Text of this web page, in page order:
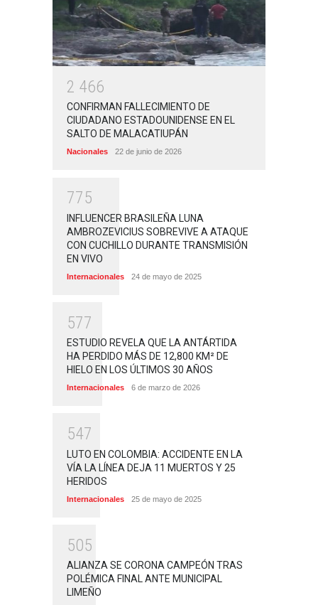
2 466
CONFIRMAN FALLECIMIENTO DE
CIUDADANO ESTADOUNIDENSE EN EL
SALTO DE MALACATIUPÁN
Nacionales 22 de junio de 2026
775
INFLUENCER BRASILEÑA LUNA
AMBROZEVICIUS SOBREVIVE A ATAQUE
CON CUCHILLO DURANTE TRANSMISIÓN
EN VIVO
Internacionales 24 de mayo de 2025
577
ESTUDIO REVELA QUE LA ANTÁRTIDA
HA PERDIDO MÁS DE 12,800 KM² DE
HIELO EN LOS ÚLTIMOS 30 AÑOS
Internacionales 6 de marzo de 2026
547
LUTO EN COLOMBIA: ACCIDENTE EN LA
VÍA LA LÍNEA DEJA 11 MUERTOS Y 25
HERIDOS
Internacionales 25 de mayo de 2025
505
ALIANZA SE CORONA CAMPEÓN TRAS
POLÉMICA FINAL ANTE MUNICIPAL
LIMEÑO